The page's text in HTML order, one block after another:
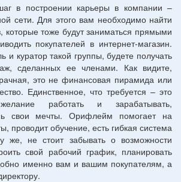
в построении карьеры в компании –
сети. Для этого вам необходимо найти
тоже будут заниматься прямыми
покупателей в интернет-магазин.
и куратор такой группы, будете получать
сделанных ее членами. Как видите,
это не финансовая пирамида или
Единственное, что требуется – это
желание работать и зарабатывать,
свои мечты. Орифлейм помогает на
проводит обучение, есть гибкая система
же, не стоит забывать о возможности
свой рабочий график, планировать
именно вам и вашим покупателям, а